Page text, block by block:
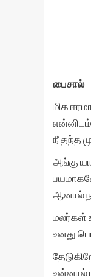
பைசால்
மிக
என்னிடம்
நீ தந்த
அங்கு
ஆனால்
மலர்கள்
உனது
உன்னால்